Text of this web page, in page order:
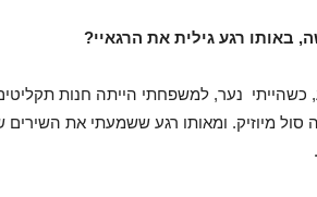
באותו רגע גילית את הרגאיי?
נער, למשפחתי הייתה חנות
סול מיוזיק. ומאותו רגע ששמעתי את